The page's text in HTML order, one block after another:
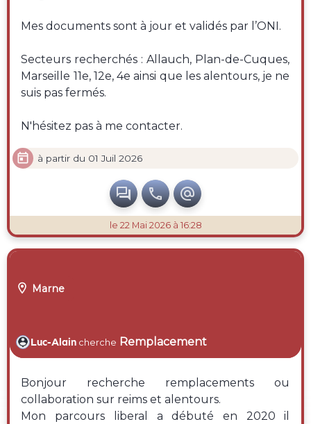
Mes documents sont à jour et validés par l’ONI.
Secteurs recherchés : Allauch, Plan-de-Cuques,
Marseille 11e, 12e, 4e ainsi que les alentours, je ne
suis pas fermés.
N'hésitez pas à me contacter.
 à partir du 01 Juil 2026
  
le 22 Mai 2026 à 16:28
 Marne
Luc-Alain cherche Remplacement
Bonjour recherche remplacements ou
collaboration sur reims et alentours.
Mon parcours liberal a débuté en 2020 il